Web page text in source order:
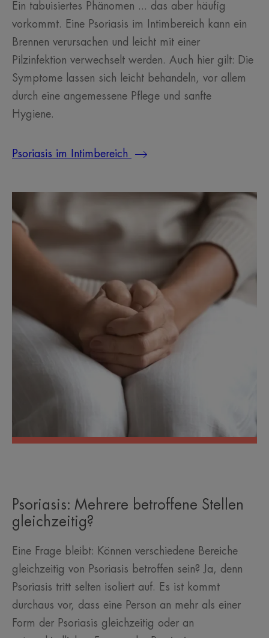
Ein tabuisiertes Phänomen ... das aber häufig
vorkommt. Eine Psoriasis im Intimbereich kann ein
Brennen verursachen und leicht mit einer
Pilzinfektion verwechselt werden. Auch hier gilt: Die
Symptome lassen sich leicht behandeln, vor allem
durch eine angemessene Pflege und sanfte
Hygiene.
Psoriasis im Intimbereich
Psoriasis: Mehrere betroffene Stellen
gleichzeitig?
Eine Frage bleibt: Können verschiedene Bereiche
gleichzeitig von Psoriasis betroffen sein? Ja, denn
Psoriasis tritt selten isoliert auf. Es ist kommt
durchaus vor, dass eine Person an mehr als einer
Form der Psoriasis gleichzeitig oder an